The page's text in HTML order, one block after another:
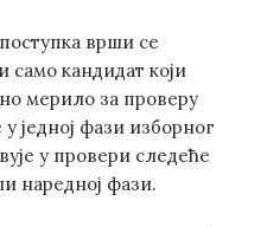
врши се
само кандидат који
мерило за проверу
једној фази изборног
у провери следеће
наредној фази.